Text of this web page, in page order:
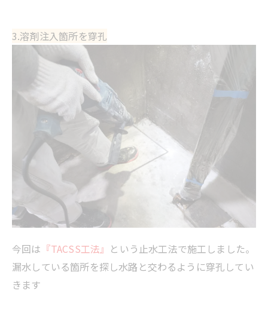
3.溶剤注入箇所を穿孔
今回は 『TACSS工法』 という止水工法で施工しました。
漏水している箇所を探し水路と交わるように穿孔してい
きます